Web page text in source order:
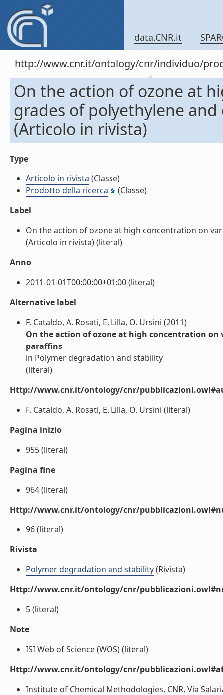
data.CNR.it
http://www.cnr.it/ontology/cnr/individuo/
On the action of ozone at
grades of polyethylene
(Articolo in rivista)
Type
Articolo in rivista (Classe)
Prodotto della ricerca
(Classe)
Label
On the action of ozone at high concentration on
(Articolo in rivista) (literal)
Anno
2011-01-01T00:00:00+01:00 (literal)
Alternative label
F. Cataldo, A. Rosati, E. Lilla, O. Ursini (2011)
On the action of ozone at high concentration
paraffins
in Polymer degradation and stability
(literal)
Http://www.cnr.it/ontology/cnr/
F. Cataldo, A. Rosati, E. Lilla, O. Ursini (literal)
Pagina inizio
955 (literal)
Pagina fine
964 (literal)
Http://www.cnr.it/ontology/cnr/
96 (literal)
Rivista
Polymer degradation and stability(Rivista)
Http://www.cnr.it/ontology/cnr/
5 (literal)
Note
ISI Web of Science (WOS) (literal)
Http://www.cnr.it/ontology/cnr/
Institute of Chemical Methodologies, CNR, Via